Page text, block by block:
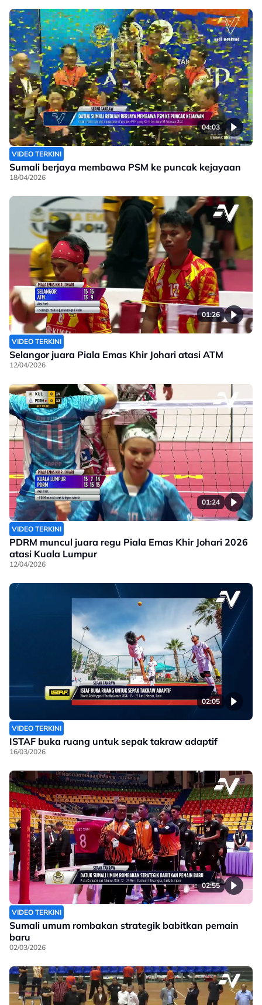
04:03
VIDEO TERKINI
Sumali berjaya membawa PSM ke puncak kejayaan
18/04/2026
01:26
VIDEO TERKINI
Selangor juara Piala Emas Khir Johari atasi ATM
12/04/2026
01:24
VIDEO TERKINI
PDRM muncul juara regu Piala Emas Khir Johari 2026
atasi Kuala Lumpur
12/04/2026
02:05
VIDEO TERKINI
ISTAF buka ruang untuk sepak takraw adaptif
16/03/2026
02:55
VIDEO TERKINI
Sumali umum rombakan strategik babitkan pemain
baru
02/03/2026